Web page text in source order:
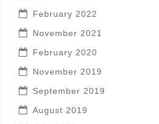
February 2022
November 2021
February 2020
November 2019
September 2019
August 2019